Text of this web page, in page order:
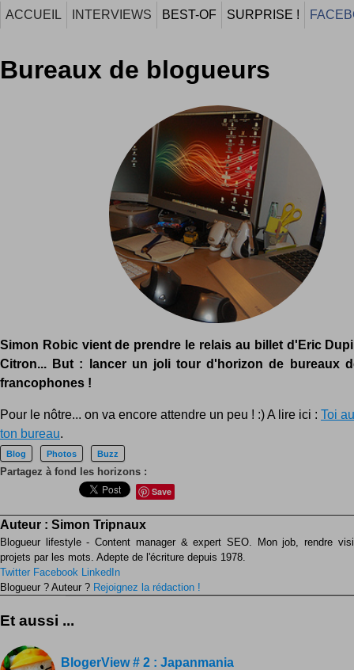
ACCUEIL INTERVIEWS BEST-OF SURPRISE !
Bureaux de blogueurs
Simon Robic vient de prendre le relais au billet d'Eric
Citron... But : lancer un joli tour d'horizon de bureaux
francophones !
Pour le nôtre... on va encore attendre un peu ! :) A lire ici : Toi
ton bureau.
Blog Photos Buzz
Partagez à fond les horizons :
Save
Auteur : Simon Tripnaux
Blogueur lifestyle - Content manager & expert SEO. Mon job, rendre
projets par les mots. Adepte de l'écriture depuis 1978.
Twitter Facebook LinkedIn
Blogueur ? Auteur ? Rejoignez la rédaction !
Et aussi ...
BlogerView # 2 : Japanmania